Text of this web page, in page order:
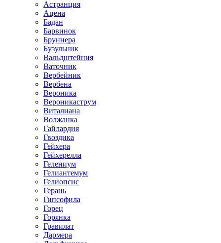
Астранция
Ацена
Бадан
Барвинок
Бруннера
Бузульник
Вальдштейния
Ваточник
Вербейник
Вербена
Вероника
Вероникаструм
Виталиана
Волжанка
Гайлардия
Гвоздика
Гейхера
Гейхерелла
Гелениум
Гелиантемум
Гелиопсис
Герань
Гипсофила
Горец
Горянка
Гравилат
Дармера